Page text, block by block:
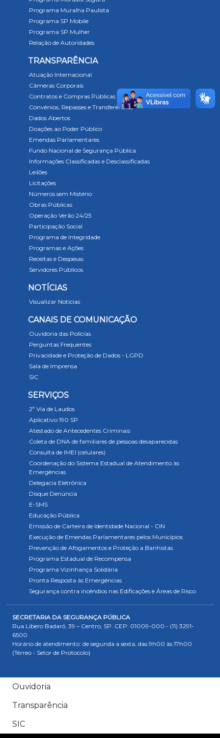
Programa Muralha Paulista
Programa SP Mobile
Programa SP Mulher
Relação de Autoridades
TRANSPARÊNCIA
Atuação Internacional
Câmeras Corporais
Contratos e Compras Públicas
Convênios, Repasses e Transferências
Dados Abertos
Doações ao Poder Público
Emendas Parlamentares
Fundo Nacional de Segurança Pública
Informações Classificadas e Desclassificadas
Leilões
Licitações
Números sem Mistério
Obras Públicas
Operação Verão 24/25
Participação Social
Programa de Integridade
Programas e Ações
Receitas e Despesas
Servidores Públicos
NOTÍCIAS
Visualizar Notícias
CANAIS DE COMUNICAÇÃO
Ouvidoria das Polícias
Perguntas Frequentes
Privacidade e Proteção de Dados - LGPD
Sala de Imprensa
SIC
SERVIÇOS
2ª Via de Laudos
Aplicativo 190 SP
Atestado de Antecedentes Criminais
Coleta de DNA de familiares de pessoas desaparecidas
Consulta de IMEI (celulares)
Coordenação do Sistema Estadual de Atendimento às
Emergências
Delegacia Eletrônica
Disque Denúncia
E-SMS
Educação Pública
Emissão de Carteira de Identidade Nacional - CIN
Execução de Emendas Parlamentares pelos Municípios
Prevenção de Afogamentos e Proteção a Banhistas
Programa Estadual de Recompensa
Programa Vizinhança Solidária
Pronta Resposta às Emergências
Segurança contra incêndios nas Edificações e Áreas de Risco
SECRETARIA DA SEGURANÇA PÚBLICA
Rua Libero Badaró, 39 – Centro, SP. CEP: 01009-000 - (11) 3291-
6500
Horário de atendimento: de segunda a sexta, das 9h00 às 17h00
(Térreo - Setor de Protocolo)
Ouvidoria
Transparência
SIC